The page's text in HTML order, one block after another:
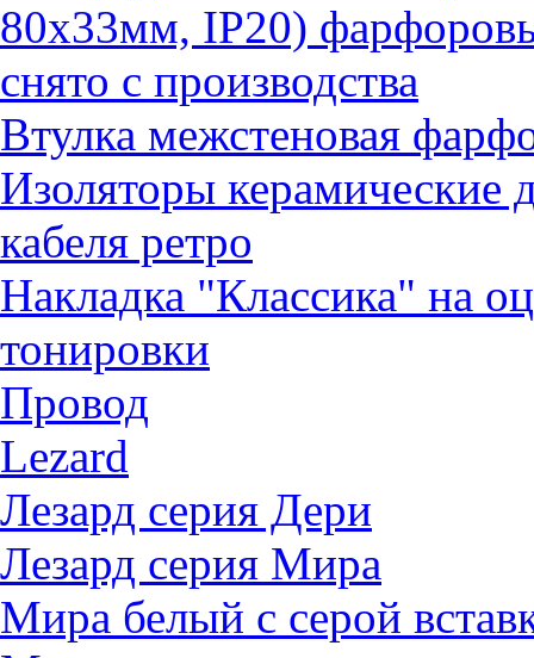
80х33мм, IP20)
снято с производства
Втулка межстеновая
Изоляторы керамические
кабеля ретро
Накладка "Классика" на
тонировки
Провод
Lezard
Лезард серия Дери
Лезард серия Мира
Мира белый c серой